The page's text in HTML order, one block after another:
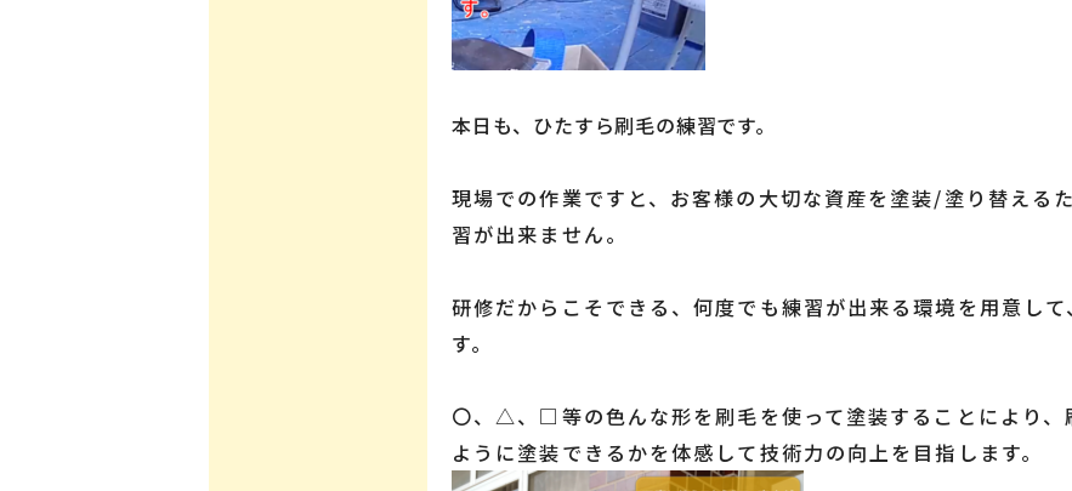
本日も、ひたすら刷毛の練習です。
現場での作業ですと、お客様の大切な資産を塗装/塗り替える
習が出来ません。
研修だからこそできる、何度でも練習が出来る環境を用意し
す。
〇、△、□等の色んな形を刷毛を使って塗装することにより、
ように塗装できるかを体感して技術力の向上を目指します。